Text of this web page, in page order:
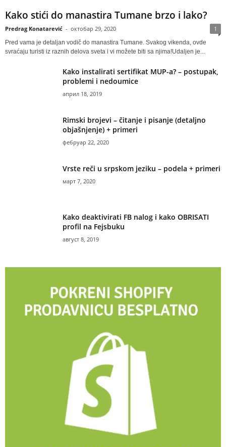
Kako stići do manastira Tumane brzo i lako?
Predrag Konatarević - октобар 29, 2020 1
Pred vama je detaljan vodič do manastira Tumane. Svakog vikenda, ovde
svraćaju turisti iz raznih delova sveta i vi možete biti sa njima!Udaljen je...
Kako instalirati sertifikat MUP-a? – postupak,
problemi i nedoumice
април 18, 2019
Rimski brojevi – čitanje i pisanje (detaljno
objašnjenje) + primeri
фебруар 22, 2020
Vrste reči u srpskom jeziku – podela + primeri
март 7, 2020
Kako deaktivirati FB nalog i kako OBRISATI
profil na Fejsbuku
август 8, 2019